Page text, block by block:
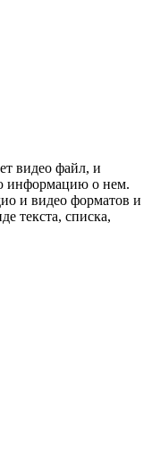
видео файл, и
информацию о нем.
и видео форматов и
текста, списка,